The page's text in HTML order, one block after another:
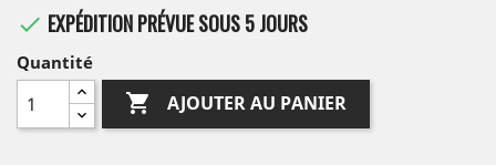
 EXPÉDITION PRÉVUE SOUS 5 JOURS
Quantité
 AJOUTER AU PANIER